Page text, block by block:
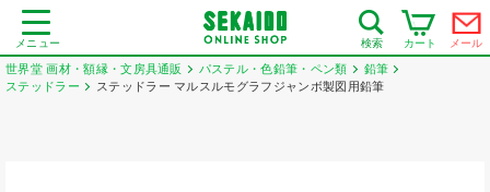
メニュー 検索 カート メール
世界堂 画材・額縁・文房具通販 パステル・色鉛筆・ペン類
鉛筆
ステッドラー
ステッドラー マルスルモグラフジャンボ製図用鉛筆